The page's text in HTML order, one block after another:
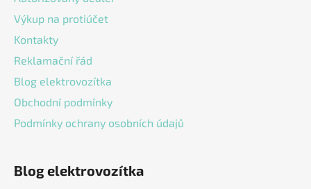
Výkup na protiúčet
Kontakty
Reklamační řád
Blog elektrovozítka
Obchodní podmínky
Podmínky ochrany osobních údajů
Blog elektrovozítka